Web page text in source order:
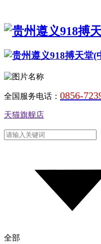
全国服务电话： 0856-
天猫旗舰店
全部